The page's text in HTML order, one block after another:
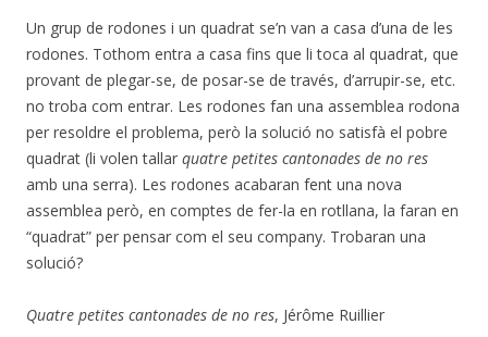
Un grup de rodones i un quadrat se’n van a casa d’una de les
rodones. Tothom entra a casa fins que li toca al quadrat, que
provant de plegar-se, de posar-se de través, d’arrupir-se, etc.
no troba com entrar. Les rodones fan una assemblea rodona
per resoldre el problema, però la solució no satisfà el pobre
quadrat (li volen tallar quatre petites cantonades de no res
amb una serra). Les rodones acabaran fent una nova
assemblea però, en comptes de fer-la en rotllana, la faran en
“quadrat” per pensar com el seu company. Trobaran una
solució?
Quatre petites cantonades de no res, Jérôme Ruillier